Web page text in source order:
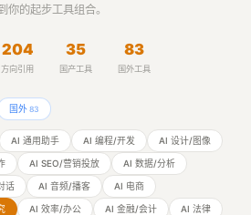
你的起步工具组合。
204
方向引用
35
国产工具
83
国外工具
国外 83
AI 通用助手 AI 编程/开发 AI 设计/图像
AI SEO/营销投放 AI 数据/分析
话 AI 音频/播客 AI 电商
AI 效率/办公 AI 金融/会计 AI 法律